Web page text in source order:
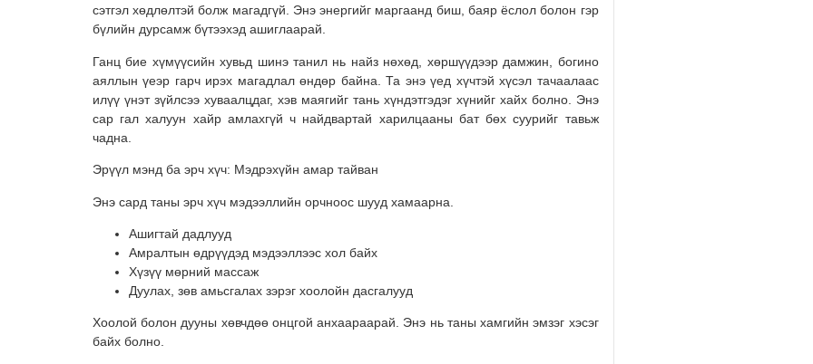
сэтгэл хөдлөлтэй болж магадгүй. Энэ энергийг маргаанд биш, баяр ёслол болон гэр
бүлийн дурсамж бүтээхэд ашиглаарай.
Ганц бие хүмүүсийн хувьд шинэ танил нь найз нөхөд, хөршүүдээр дамжин, богино
аяллын үеэр гарч ирэх магадлал өндөр байна. Та энэ үед хүчтэй хүсэл тачаалаас
илүү үнэт зүйлсээ хуваалцдаг, хэв маягийг тань хүндэтгэдэг хүнийг хайх болно. Энэ
сар гал халуун хайр амлахгүй ч найдвартай харилцааны бат бөх суурийг тавьж
чадна.
Эрүүл мэнд ба эрч хүч: Мэдрэхүйн амар тайван
Энэ сард таны эрч хүч мэдээллийн орчноос шууд хамаарна.
Ашигтай дадлууд
Амралтын өдрүүдэд мэдээллээс хол байх
Хүзүү мөрний массаж
Дуулах, зөв амьсгалах зэрэг хоолойн дасгалууд
Хоолой болон дууны хөвчдөө онцгой анхаараарай. Энэ нь таны хамгийн эмзэг хэсэг
байх болно.